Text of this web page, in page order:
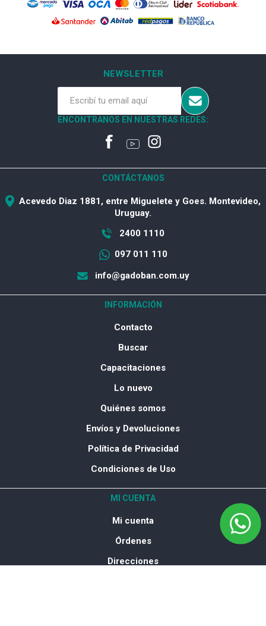
NEWSLETTER
ENCONTRANOS EN NUESTRAS REDES:
CONTÁCTANOS
Acevedo Diaz 1881, entre Miguelete y Goes. Montevideo,
Uruguay.
2400 1110
097 011 110
info@gadoban.com.uy
INFORMACIÓN
Contacto
Buscar
Capacitaciones
Lo nuevo
Quiénes somos
Envíos y Devoluciones
Política de Privacidad
Condiciones de Uso
MI CUENTA
Mi cuenta
Órdenes
Direcciones